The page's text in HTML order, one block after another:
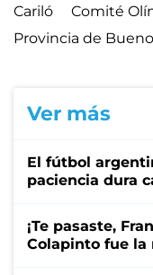
Cariló
Comité
Provincia de
Ver más
El fútbol
paciencia dura
¡Te pasaste,
Colapinto fue la